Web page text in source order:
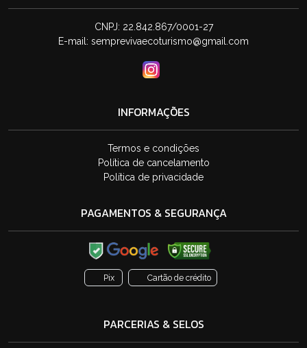
CNPJ: 22.842.867/0001-27
E-mail: semprevivaecoturismo@gmail.com
INFORMAÇÕES
Termos e condições
Política de cancelamento
Política de privacidade
PAGAMENTOS & SEGURANÇA
Pix Cartão de crédito
PARCERIAS & SELOS